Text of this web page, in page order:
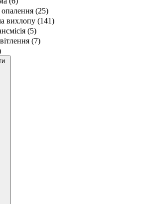
(25)
вихлопу (141)
(5)
(7)